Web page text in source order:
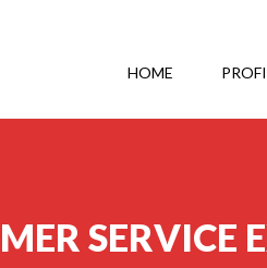
HOME
SERVICE